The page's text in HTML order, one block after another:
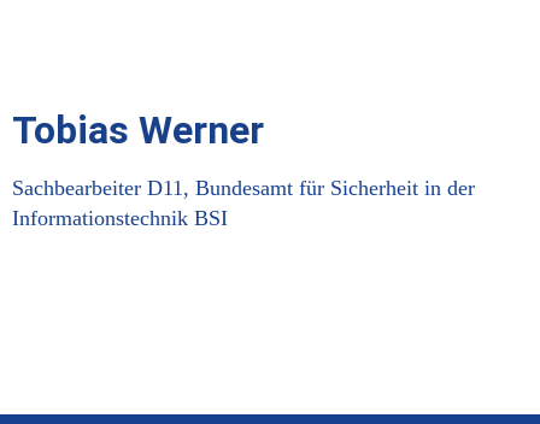
Tobias Werner
Sachbearbeiter D11, Bundesamt für Sicherheit in der
Informationstechnik BSI